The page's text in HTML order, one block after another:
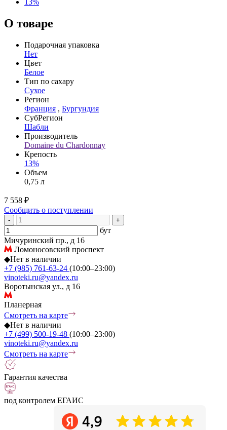
О товаре
Подарочная упаковка
Нет
Цвет
Белое
Тип по сахару
Сухое
Регион
Франция , Бургундия
СубРегион
Шабли
Производитель
Domaine du Chardonnay
Крепость
13%
Объем
0,75 л
7 558 ₽
Сообщить о поступлении
- +
бут
Мичуринский пр., д 16
Ломоносовский проспект
◆Нет в наличии
+7 (985) 761-63-24 (10:00–23:00)
vinoteki.ru@yandex.ru
Воротынская ул., д 16
Планерная
Смотреть на карте
◆Нет в наличии
+7 (499) 500-19-48 (10:00–23:00)
vinoteki.ru@yandex.ru
Смотреть на карте
Гарантия качества
под контролем ЕГАИС